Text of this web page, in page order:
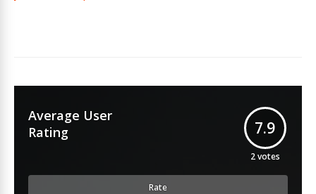
Average User
Rating
7.9
2votes
Rate